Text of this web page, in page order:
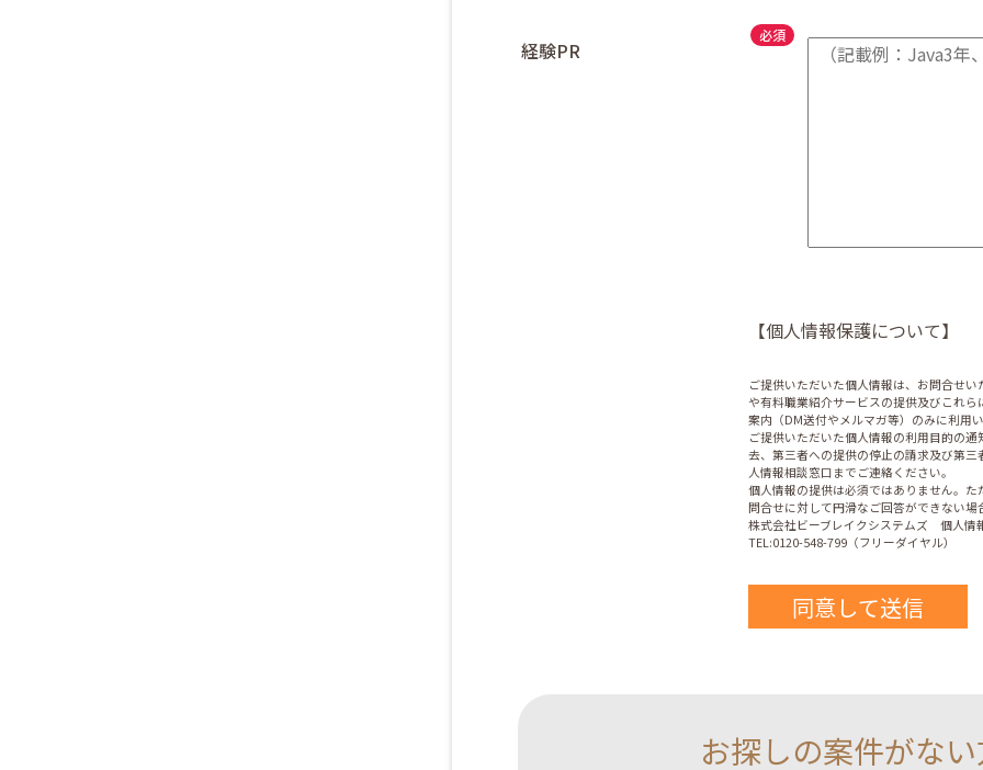
経験PR
【個人情報保護について】
ご提供いただいた個人情報は、お問合せ
や有料職業紹介サービスの提供及びこれ
案内（DM送付やメルマガ等）のみに利用
ご提供いただいた個人情報の利用目的の
去、第三者への提供の停止の請求及び第
人情報相談窓口までご連絡ください。
個人情報の提供は必須ではありません。
問合せに対して円滑なご回答ができない場
株式会社ビーブレイクシステムズ 個人情
TEL:0120-548-799（フリーダイヤル）
お探しの案件がな